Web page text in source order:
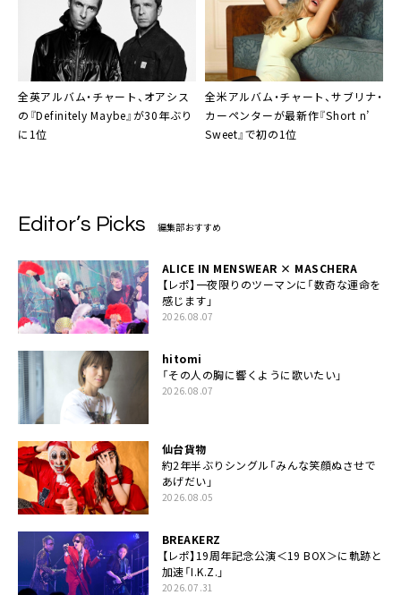
全英アルバム・チャート、オアシス
の『Definitely Maybe』が30年ぶり
に1位
全米アルバム・チャート、サブリナ・
カーペンターが最新作『Short n’
Sweet』で初の1位
Editor’s Picks 編集部おすすめ
ALICE IN MENSWEAR × MASCHERA
【レポ】一夜限りのツーマンに「数奇な運命を
感じます」
2026.08.07
hitomi
「その人の胸に響くように歌いたい」
2026.08.07
仙台貨物
約2年半ぶりシングル「みんな笑顔ぬさせで
あげだい」
2026.08.05
BREAKERZ
【レポ】19周年記念公演＜19 BOX＞に軌跡と
加速「I.K.Z.」
2026.07.31